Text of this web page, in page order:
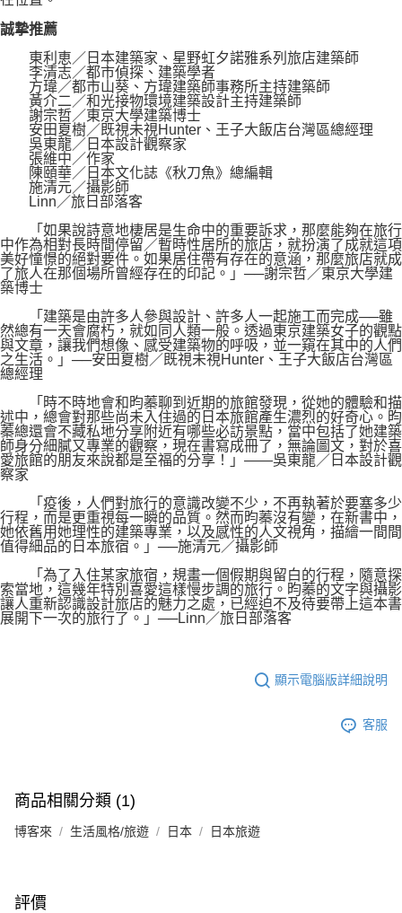
誠摯推薦
東利恵／日本建築家、星野虹夕諾雅系列旅店建築師
李清志／都市偵探、建築學者
方瑋／都市山葵、方瑋建築師事務所主持建築師
黃介二／和光接物環境建築設計主持建築師
謝宗哲／東京大學建築博士
安田夏樹／既視未視Hunter、王子大飯店台灣區總經理
吳東龍／日本設計觀察家
張維中／作家
陳頤華／日本文化誌《秋刀魚》總編輯
施清元／攝影師
Linn／旅日部落客
「如果說詩意地棲居是生命中的重要訴求，那麼能夠在旅行
中作為相對長時間停留／暫時性居所的旅店，就扮演了成就這項
美好憧憬的絕對要件。如果居住帶有存在的意涵，那麼旅店就成
了旅人在那個場所曾經存在的印記。」──謝宗哲／東京大學建
築博士
「建築是由許多人參與設計、許多人一起施工而完成──雖
然總有一天會腐朽，就如同人類一般。透過東京建築女子的觀點
與文章，讓我們想像、感受建築物的呼吸，並一窺在其中的人們
之生活。」──安田夏樹／既視未視Hunter、王子大飯店台灣區
總經理
「時不時地會和昀蓁聊到近期的旅館發現，從她的體驗和描
述中，總會對那些尚未入住過的日本旅館產生濃烈的好奇心。昀
蓁總還會不藏私地分享附近有哪些必訪景點，當中包括了她建築
師身分細膩又專業的觀察，現在書寫成冊了，無論圖文，對於喜
愛旅館的朋友來說都是至福的分享！」——吳東龍／日本設計觀
察家
「疫後，人們對旅行的意識改變不少，不再執著於要塞多少
行程，而是更重視每一瞬的品質。然而昀蓁沒有變，在新書中，
她依舊用她理性的建築專業，以及感性的人文視角，描繪一間間
值得細品的日本旅宿。」──施清元／攝影師
「為了入住某家旅宿，規畫一個假期與留白的行程，隨意探
索當地，這幾年特別喜愛這樣慢步調的旅行。昀蓁的文字與攝影
讓人重新認識設計旅店的魅力之處，已經迫不及待要帶上這本書
展開下一次的旅行了。」──Linn／旅日部落客
顯示電腦版詳細說明
客服
商品相關分類 (1)
博客來 生活風格/旅遊 日本 日本旅遊
評價